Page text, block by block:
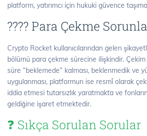
platform, yatırımcı için hukuki güvence
???? Para Çekme
Crypto Rocket kullanıcılarından gelen
bölümü para çekme sürecine ilişkindir.
süre “beklemede” kalması, beklenmedik ve
uygulanması, platformun ise resmî olarak
iddia etmesi tutarsızlık yaratmakta ve
geldiğine işaret etmektedir.
❓ Sıkça Sorulan Sorular